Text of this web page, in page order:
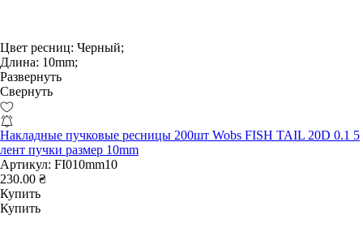
Цвет ресниц: Черный;
Длина: 10mm;
Развернуть
Свернуть
Накладные пучковые ресницы 200шт Wobs FISH TAIL 20D 0.1 5
лент пучки размер 10mm
Артикул: FI010mm10
230.00 ₴
Купить
Купить